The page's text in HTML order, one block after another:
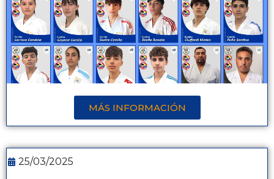
MÁS INFORMACIÓN
25/03/2025